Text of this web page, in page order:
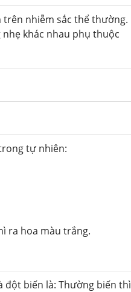
nhiễm sắc thể thường.
khác nhau phụ thuộc
tự nhiên:
ra hoa màu trắng.
đột biến là: Thường biến thì